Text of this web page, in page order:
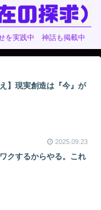
を実践中 神話も掲載中
】現実創造は『今』が
2025.09.23
クするからやる。これ